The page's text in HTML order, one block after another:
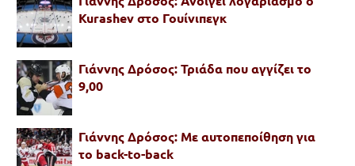
Kurashev στο Γουίνιπεγκ
Γιάννης Δρόσος: Τριάδα που αγγίζει το
9,00
Γιάννης Δρόσος: Με αυτοπεποίθηση για
το back-to-back